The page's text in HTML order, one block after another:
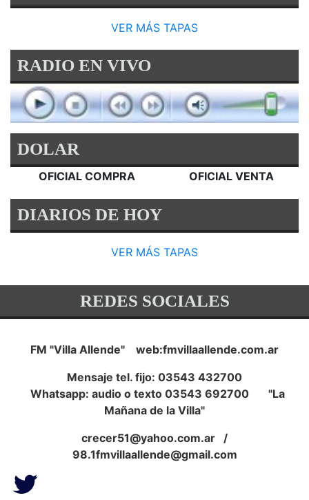
VER MÁS TAPAS
RADIO EN VIVO
DOLAR
OFICIAL COMPRA OFICIAL VENTA
DIARIOS DE HOY
VER MÁS TAPAS
REDES SOCIALES
FM "Villa Allende" web:fmvillaallende.com.ar
Mensaje tel. fijo: 03543 432700
Whatsapp: audio o texto 03543 692700 "La
Mañana de la Villa"
crecer51@yahoo.com.ar /
98.1fmvillaallende@gmail.com